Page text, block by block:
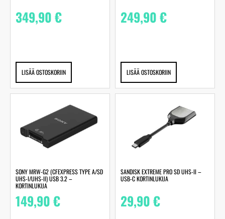
349,90€
LISÄÄ OSTOSKORIIN
249,90€
LISÄÄ OSTOSKORIIN
SONY MRW-G2 (CFEXPRESS TYPE A/SD
UHS-I/UHS-II) USB 3.2 –
KORTINLUKIJA
149,90€
SANDISK EXTREME PRO SD UHS-II –
USB-C KORTINLUKIJA
29,90€